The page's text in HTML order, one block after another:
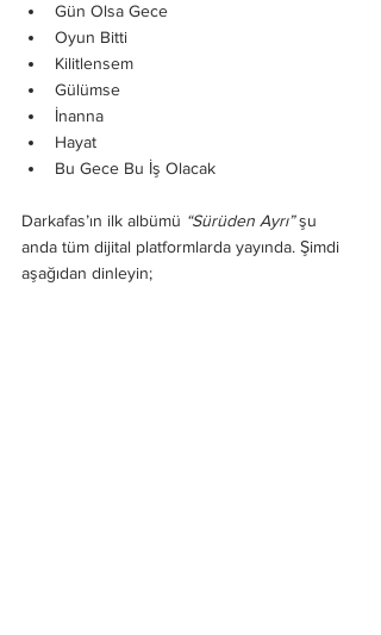
Gün Olsa Gece
Oyun Bitti
Kilitlensem
Gülümse
İnanna
Hayat
Bu Gece Bu İş Olacak
Darkafas’ın ilk albümü “Sürüden Ayrı” şu
anda tüm dijital platformlarda yayında. Şimdi
aşağıdan dinleyin;